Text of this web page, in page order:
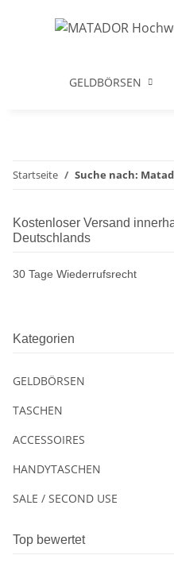
GELDBÖRSEN
Startseite Suche nach:
Kostenloser Versand
Deutschlands
30 Tage Wiederrufsrecht
Kategorien
GELDBÖRSEN
TASCHEN
ACCESSOIRES
HANDYTASCHEN
SALE / SECOND USE
Top bewertet